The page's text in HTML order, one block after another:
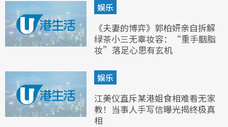
娱乐
《夫妻的博弈》郭柏妍亲自拆解
绿茶小三无辜妆容：“重手胭脂
妆”落足心思有玄机
娱乐
江美仪直斥某港姐食相难看无家
教！当事人手写信曝光揭终极真
相